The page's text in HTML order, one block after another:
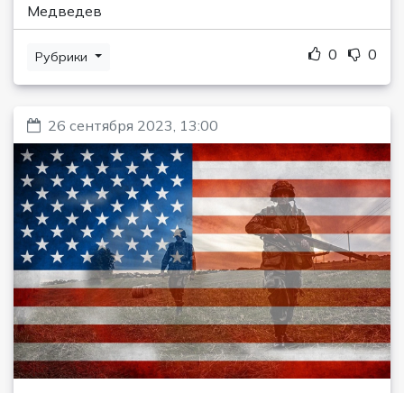
Медведев
Рубрики 0 0
26 сентября 2023, 13:00